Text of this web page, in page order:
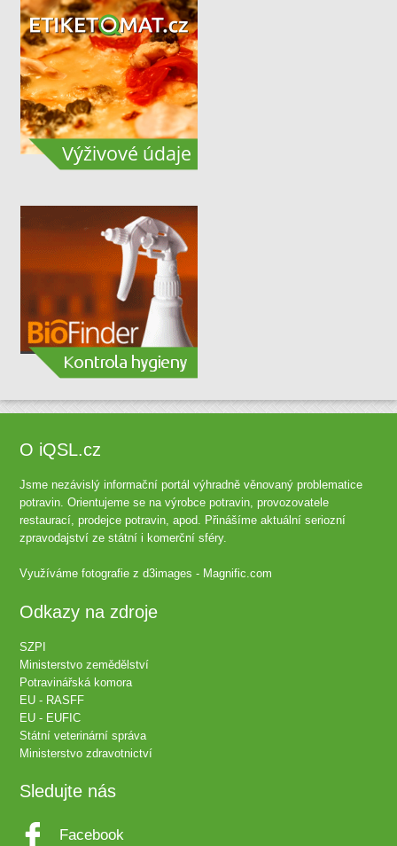
O iQSL.cz
Jsme nezávislý informační portál výhradně věnovaný problematice
potravin. Orientujeme se na výrobce potravin, provozovatele
restaurací, prodejce potravin, apod. Přinášíme aktuální seriozní
zpravodajství ze státní i komerční sféry.
Využíváme fotografie zd3images - Magnific.com
Odkazy na zdroje
SZPI
Ministerstvo zemědělství
Potravinářská komora
EU - RASFF
EU - EUFIC
Státní veterinární správa
Ministerstvo zdravotnictví
Sledujte nás
Facebook